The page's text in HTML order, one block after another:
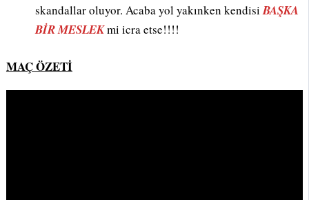
skandallar oluyor. Acaba yol yakınken kendisiBAŞKA
BİR MESLEKmi icra etse!!!!
MAÇ ÖZETİ